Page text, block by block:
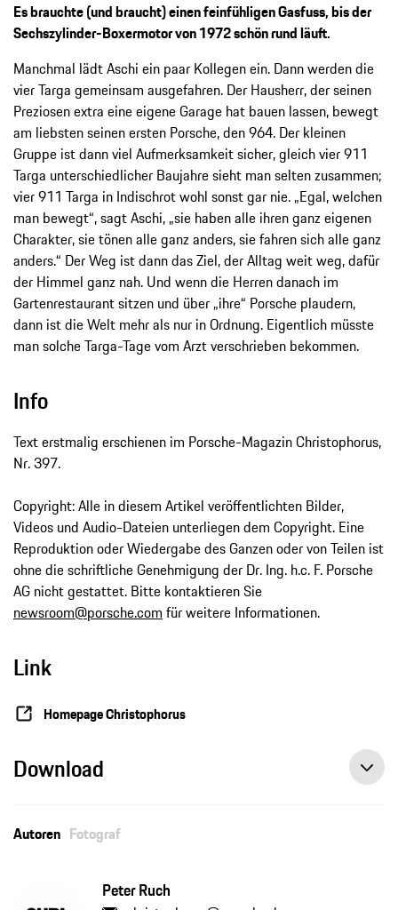
Es brauchte (und braucht) einen feinfühligen Gasfuss, bis der
Sechszylinder-Boxermotor von 1972 schön rund läuft.
Manchmal lädt Aschi ein paar Kollegen ein. Dann werden die
vier Targa gemeinsam ausgefahren. Der Hausherr, der seinen
Preziosen extra eine eigene Garage hat bauen lassen, bewegt
am liebsten seinen ersten Porsche, den 964. Der kleinen
Gruppe ist dann viel Aufmerksamkeit sicher, gleich vier 911
Targa unterschiedlicher Baujahre sieht man selten zusammen;
vier 911 Targa in Indischrot wohl sonst gar nie. „Egal, welchen
man bewegt“, sagt Aschi, „sie haben alle ihren ganz eigenen
Charakter, sie tönen alle ganz anders, sie fahren sich alle ganz
anders.“ Der Weg ist dann das Ziel, der Alltag weit weg, dafür
der Himmel ganz nah. Und wenn die Herren danach im
Gartenrestaurant sitzen und über „ihre“ Porsche plaudern,
dann ist die Welt mehr als nur in Ordnung. Eigentlich müsste
man solche Targa-Tage vom Arzt verschrieben bekommen.
Info
Text erstmalig erschienen im Porsche-Magazin Christophorus,
Nr. 397.
Copyright: Alle in diesem Artikel veröffentlichten Bilder,
Videos und Audio-Dateien unterliegen dem Copyright. Eine
Reproduktion oder Wiedergabe des Ganzen oder von Teilen ist
ohne die schriftliche Genehmigung der Dr. Ing. h.c. F. Porsche
AG nicht gestattet. Bitte kontaktieren Sie
newsroom@porsche.com für weitere Informationen.
Link
Homepage Christophorus
Download
Autoren Fotograf
Peter Ruch